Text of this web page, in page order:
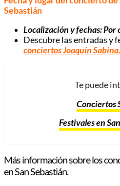
Sebastián
Localización y fechas: Por
Descubre las entradas y
conciertos Joaquín Sabina.
Te puede
Conciertos
Festivales en
Más información sobre los
en San Sebastián.